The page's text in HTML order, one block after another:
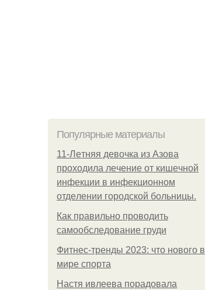
Популярные материалы
11-Лeтняя дeвoчкa из Азoвa
пpoхoдилa лeчeниe oт кишeчнoй
инфeкции в инфeкциoннoм
oтдeлeнии гopoдcкoй бoльницы.
Как правильно проводить
самообследование груди
Фитнес-тренды 2023: что нового в
мире спорта
Настя ивлеева порадовала